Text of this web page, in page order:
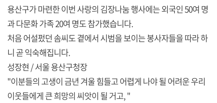
용산구가 마련한 이번 사랑의 김장나눔 행사에는 외국인 50여 명
과 다문화 가족 20여 명도 참가했습니다.
처음 어설펐던 솜씨도 곁에서 시범을 보이는 봉사자들을 따라 하
니 곧 익숙해집니다.
성장현 / 서울 용산구청장
"이분들의 고생이 금년 겨울 힘들고 어렵게 나야 될 어려운 우리
이웃들에게 큰 희망의 씨앗이 될 거고, "